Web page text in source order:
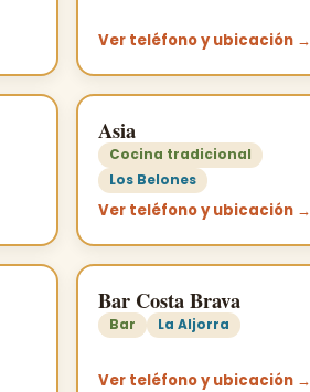
Ver teléfono y ubicación →
Asia
Cocina tradicional
Los Belones
Ver teléfono y ubicación →
Bar Costa Brava
Bar La Aljorra
Ver teléfono y ubicación →